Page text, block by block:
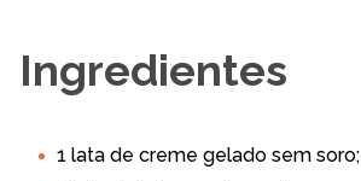
Ingredientes
1 lata de creme gelado sem soro;